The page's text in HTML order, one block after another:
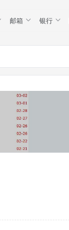
邮箱 银行